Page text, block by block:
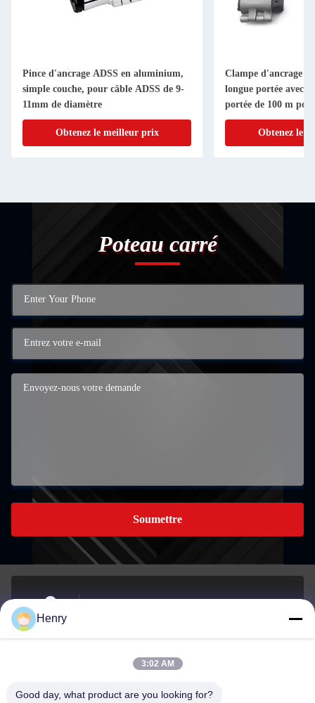
Pince d'ancrage ADSS en aluminium,
simple couche, pour câble ADSS de 9-
11mm de diamètre
Obtenez le meilleur prix
Clampe d'ancrage
longue portée avec
portée de 100 m
suspension
Obtenez le
Poteau carré
Soumettre
Adresse
henry@cn-ftth.com
Henry
3:02 AM
Good day, what product are you looking for?